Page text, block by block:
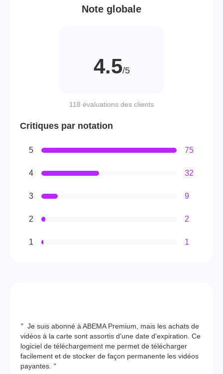
Note globale
4.5/5
118 évaluations des clients
Critiques par notation
5 75
4 32
3 9
2 2
1 1
" Je suis abonné à ABEMA Premium, mais les achats de
vidéos à la carte sont assortis d'une date d'expiration. Ce
logiciel de téléchargement me permet de télécharger
facilement et de stocker de façon permanente les vidéos
payantes. "